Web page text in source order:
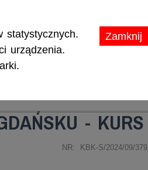
Zamknij
statystycznych.
urządzenia.
- KURS
NR: KBK-S/2024/09/379